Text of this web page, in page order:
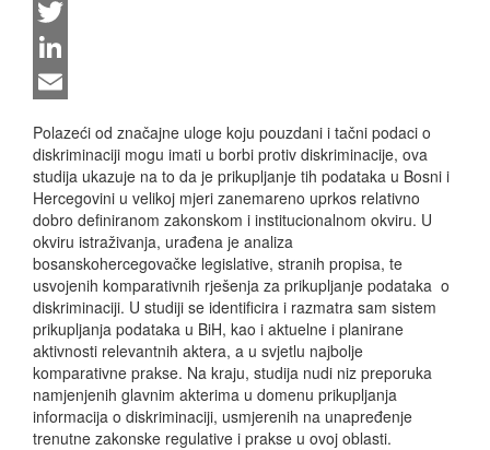
Facebook
Twitter
LinkedIn
Polazeći od značajne uloge koju pouzdani i tačni podaci o
diskriminaciji mogu imati u borbi protiv diskriminacije, ova
studija ukazuje na to da je prikupljanje tih podataka u Bosni i
Hercegovini u velikoj mjeri zanemareno uprkos relativno
dobro definiranom zakonskom i institucionalnom okviru. U
okviru istraživanja, urađena je analiza
bosanskohercegovačke legislative, stranih propisa, te
usvojenih komparativnih rješenja za prikupljanje podataka o
diskriminaciji. U studiji se identificira i razmatra sam sistem
prikupljanja podataka u BiH, kao i aktuelne i planirane
aktivnosti relevantnih aktera, a u svjetlu najbolje
komparativne prakse. Na kraju, studija nudi niz preporuka
namjenjenih glavnim akterima u domenu prikupljanja
informacija o diskriminaciji, usmjerenih na unapređenje
trenutne zakonske regulative i prakse u ovoj oblasti.